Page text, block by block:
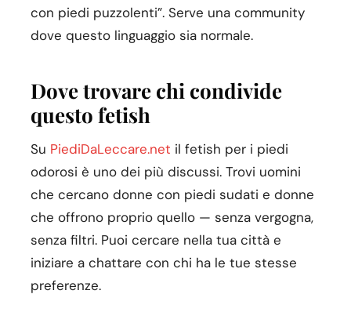
con piedi puzzolenti”. Serve una community
dove questo linguaggio sia normale.
Dove trovare chi condivide
questo fetish
Su PiediDaLeccare.net il fetish per i piedi
odorosi è uno dei più discussi. Trovi uomini
che cercano donne con piedi sudati e donne
che offrono proprio quello — senza vergogna,
senza filtri. Puoi cercare nella tua città e
iniziare a chattare con chi ha le tue stesse
preferenze.